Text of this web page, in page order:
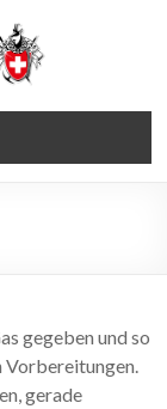
gegeben und so
gerade